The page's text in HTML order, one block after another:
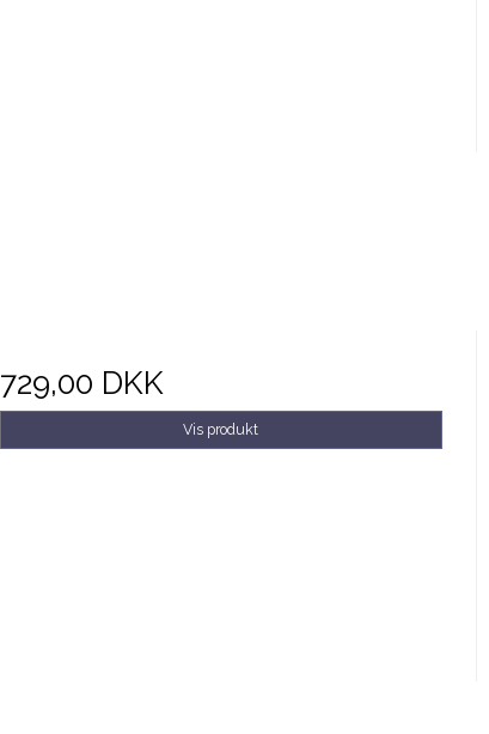
729,00 DKK
Vis produkt